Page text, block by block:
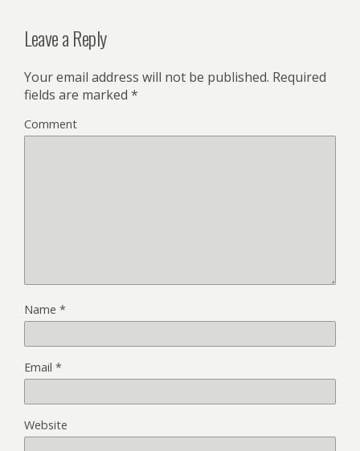
Leave a Reply
Your email address will not be published. Required
fields are marked *
Comment
Name *
Email *
Website